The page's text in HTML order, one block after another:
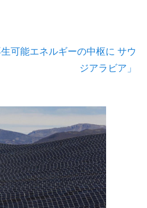
可能エネルギーの中枢に サウ
ジアラビア」